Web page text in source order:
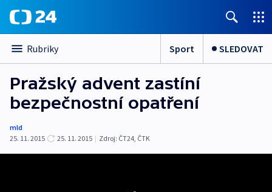
Rubriky Sport SLEDOVAT
Pražský advent zastíní
bezpečnostní opatření
mld
25. 11. 2015
25. 11. 2015 | Zdroj: ČT24, ČTK